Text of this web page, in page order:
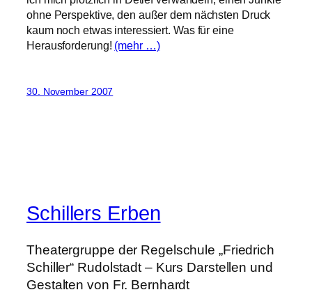
ohne Perspektive, den außer dem nächsten Druck
kaum noch etwas interessiert. Was für eine
Herausforderung! (mehr …)
30. November 2007
Schillers Erben
Theatergruppe der Regelschule „Friedrich
Schiller“ Rudolstadt – Kurs Darstellen und
Gestalten von Fr. Bernhardt